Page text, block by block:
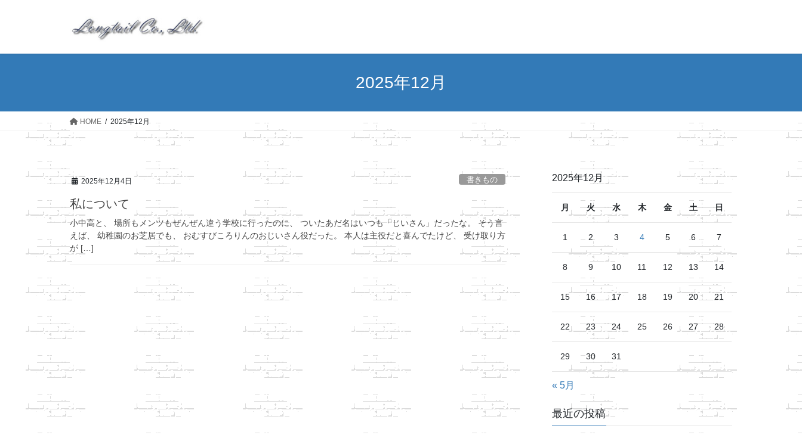
2025年12月
HOME 2025年12月
2025年12月4日 書きもの
私について
小中高と、 場所もメンツもぜんぜん違う学校に行ったのに、 ついたあだ名はいつも「じいさん」だったな。 そう言
えば、 幼稚園のお芝居でも、 おむすびころりんのおじいさん役だった。 本人は主役だと喜んでたけど、 受け取り方
が […]
2025年12月
月 火 水 木 金 土 日
1 2 3 4 5 6 7
8 9 10 11 12 13 14
15 16 17 18 19 20 21
22 23 24 25 26 27 28
29 30 31
« 5月
最近の投稿